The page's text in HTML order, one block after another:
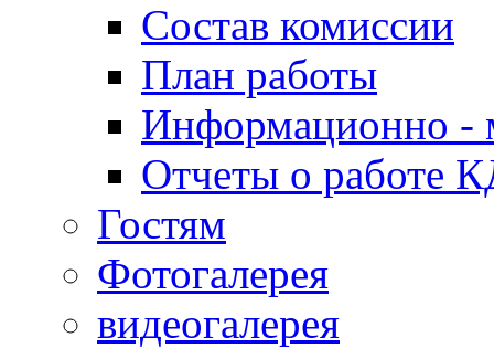
Состав комиссии
План работы
Информационно -
Отчеты о работе
Гостям
Фотогалерея
видеогалерея